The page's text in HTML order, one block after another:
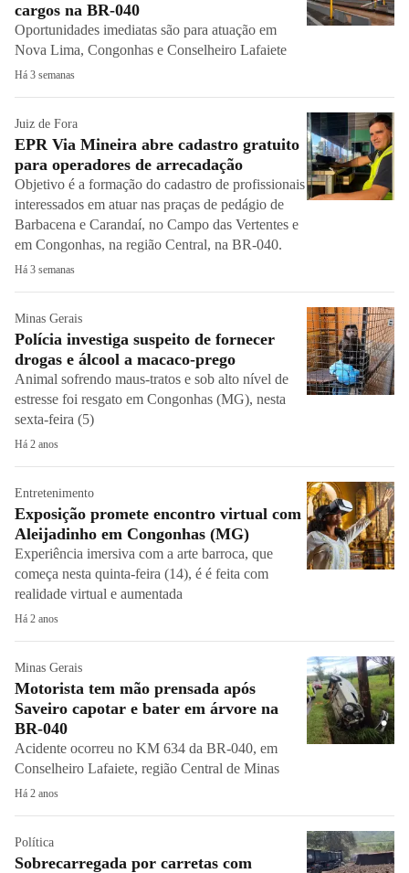
cargos na BR-040
Oportunidades imediatas são para atuação em
Nova Lima, Congonhas e Conselheiro Lafaiete
Há 3 semanas
Juiz de Fora
EPR Via Mineira abre cadastro gratuito
para operadores de arrecadação
Objetivo é a formação do cadastro de profissionais
interessados em atuar nas praças de pedágio de
Barbacena e Carandaí, no Campo das Vertentes e
em Congonhas, na região Central, na BR-040.
Há 3 semanas
Minas Gerais
Polícia investiga suspeito de fornecer
drogas e álcool a macaco-prego
Animal sofrendo maus-tratos e sob alto nível de
estresse foi resgato em Congonhas (MG), nesta
sexta-feira (5)
Há 2 anos
Entretenimento
Exposição promete encontro virtual com
Aleijadinho em Congonhas (MG)
Experiência imersiva com a arte barroca, que
começa nesta quinta-feira (14), é é feita com
realidade virtual e aumentada
Há 2 anos
Minas Gerais
Motorista tem mão prensada após
Saveiro capotar e bater em árvore na
BR-040
Acidente ocorreu no KM 634 da BR-040, em
Conselheiro Lafaiete, região Central de Minas
Há 2 anos
Política
Sobrecarregada por carretas com